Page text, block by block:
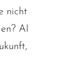
nicht
AI